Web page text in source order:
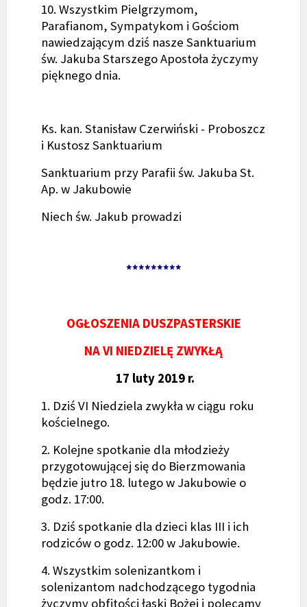
10. Wszystkim Pielgrzymom,
Parafianom, Sympatykom i Gościom
nawiedzającym dziś nasze Sanktuarium
św. Jakuba Starszego Apostoła życzymy
pięknego dnia.
Ks. kan. Stanisław Czerwiński - Proboszcz
i Kustosz Sanktuarium
Sanktuarium przy Parafii św. Jakuba St.
Ap. w Jakubowie
Niech św. Jakub prowadzi
*********
OGŁOSZENIA DUSZPASTERSKIE
NA VI NIEDZIELĘ ZWYKŁĄ
17 luty 2019 r.
1. Dziś VI Niedziela zwykła w ciągu roku
kościelnego.
2. Kolejne spotkanie dla młodzieży
przygotowującej się do Bierzmowania
będzie jutro 18. lutego w Jakubowie o
godz. 17:00.
3. Dziś spotkanie dla dzieci klas III i ich
rodziców o godz. 12:00 w Jakubowie.
4. Wszystkim solenizantkom i
solenizantom nadchodzącego tygodnia
życzymy obfitości łaski Bożej i polecamy